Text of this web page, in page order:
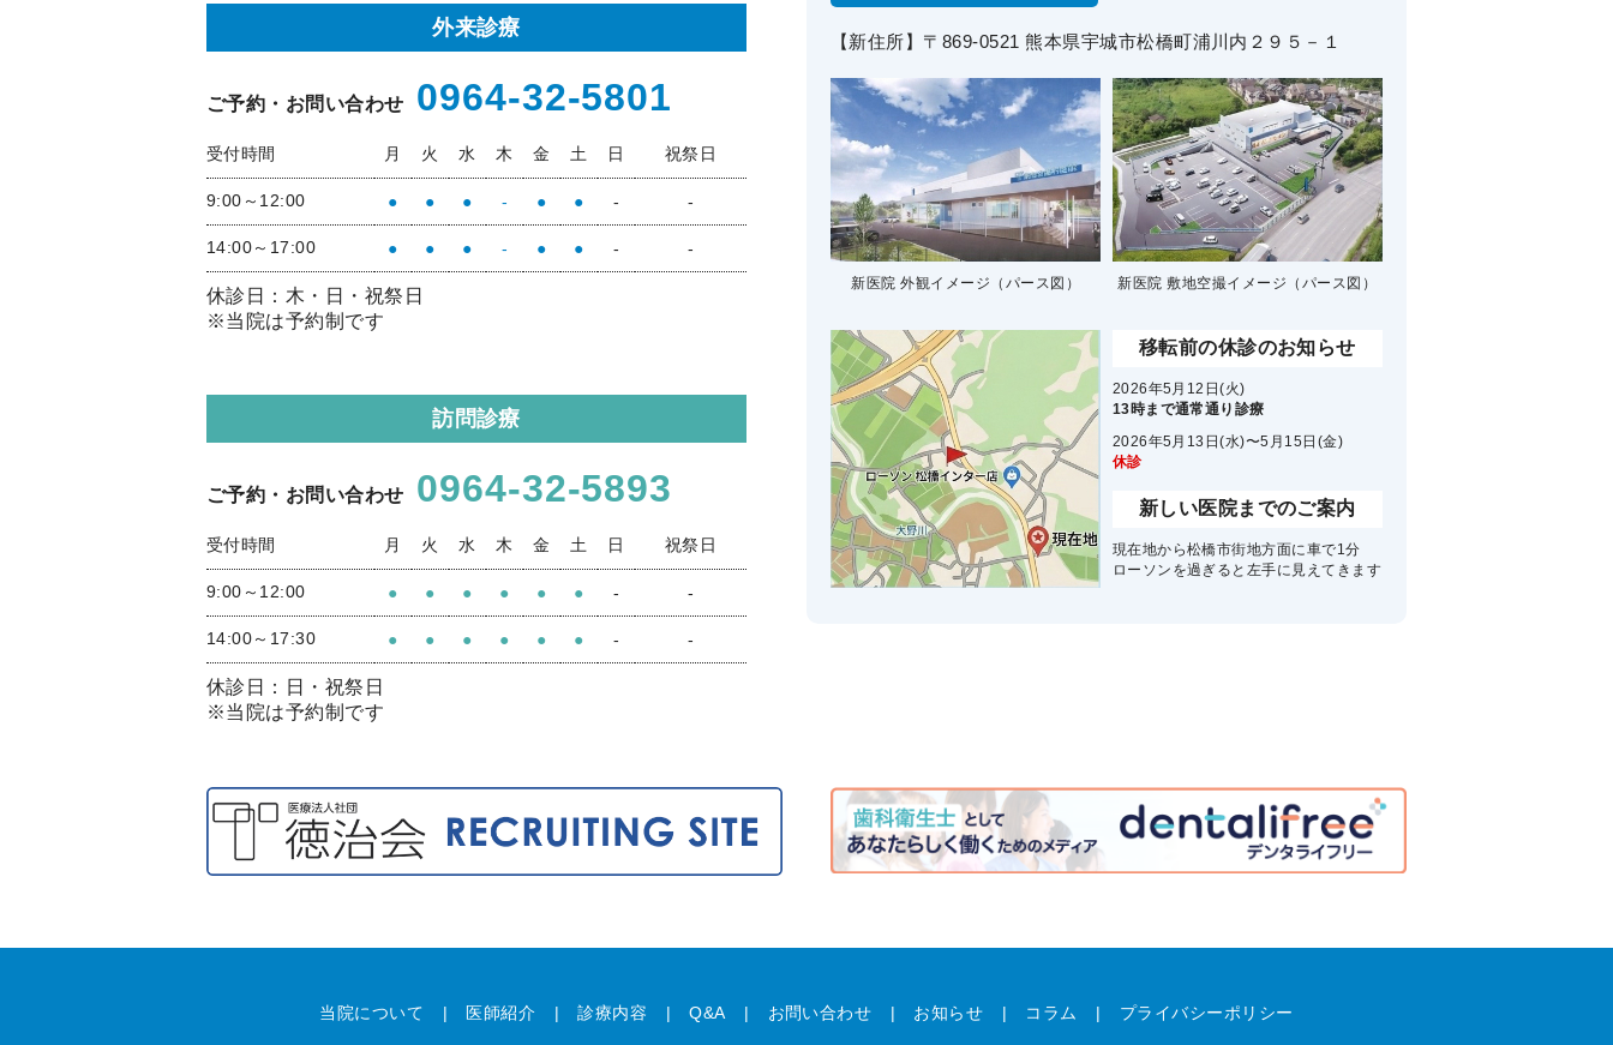
外来診療
ご予約・お問い合わせ 0964-32-5801
受付時間 月 火 水 木 金 土 日 祝祭日
9:00～12:00 ● ● ● - ● ● - -
14:00～17:00 ● ● ● - ● ● - -
休診日：木・日・祝祭日
※当院は予約制です
訪問診療
ご予約・お問い合わせ 0964-32-5893
受付時間 月 火 水 木 金 土 日 祝祭日
9:00～12:00 ● ● ● ● ● ● - -
14:00～17:30 ● ● ● ● ● ● - -
休診日：日・祝祭日
※当院は予約制です
【新住所】〒869-0521 熊本県宇城市松橋町浦川内２９５－１
新医院 外観イメージ （パース図） 新医院 敷地空撮イメージ （パース図）
移転前の休診のお知らせ
2026年5月12日(火)
13時まで通常通り診療
2026年5月13日(水)〜5月15日(金)
休診
新しい医院までのご案内
現在地から松橋市街地方面に車で1分
ローソンを過ぎると左手に見えてきます
当院について 医師紹介 診療内容 Q&A お問い合わせ お知らせ コラム プライバシーポリシー